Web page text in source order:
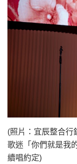
(照片：宜辰整合行
歌迷「你們就是我
續唱約定)